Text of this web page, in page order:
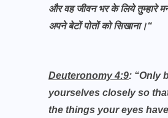
और वह जीवन भर के लिये तुम्हारे
अपने बेटों पोतों को सिखाना।“
Deuteronomy 4:9: “Only
yourselves closely so
the things your eyes